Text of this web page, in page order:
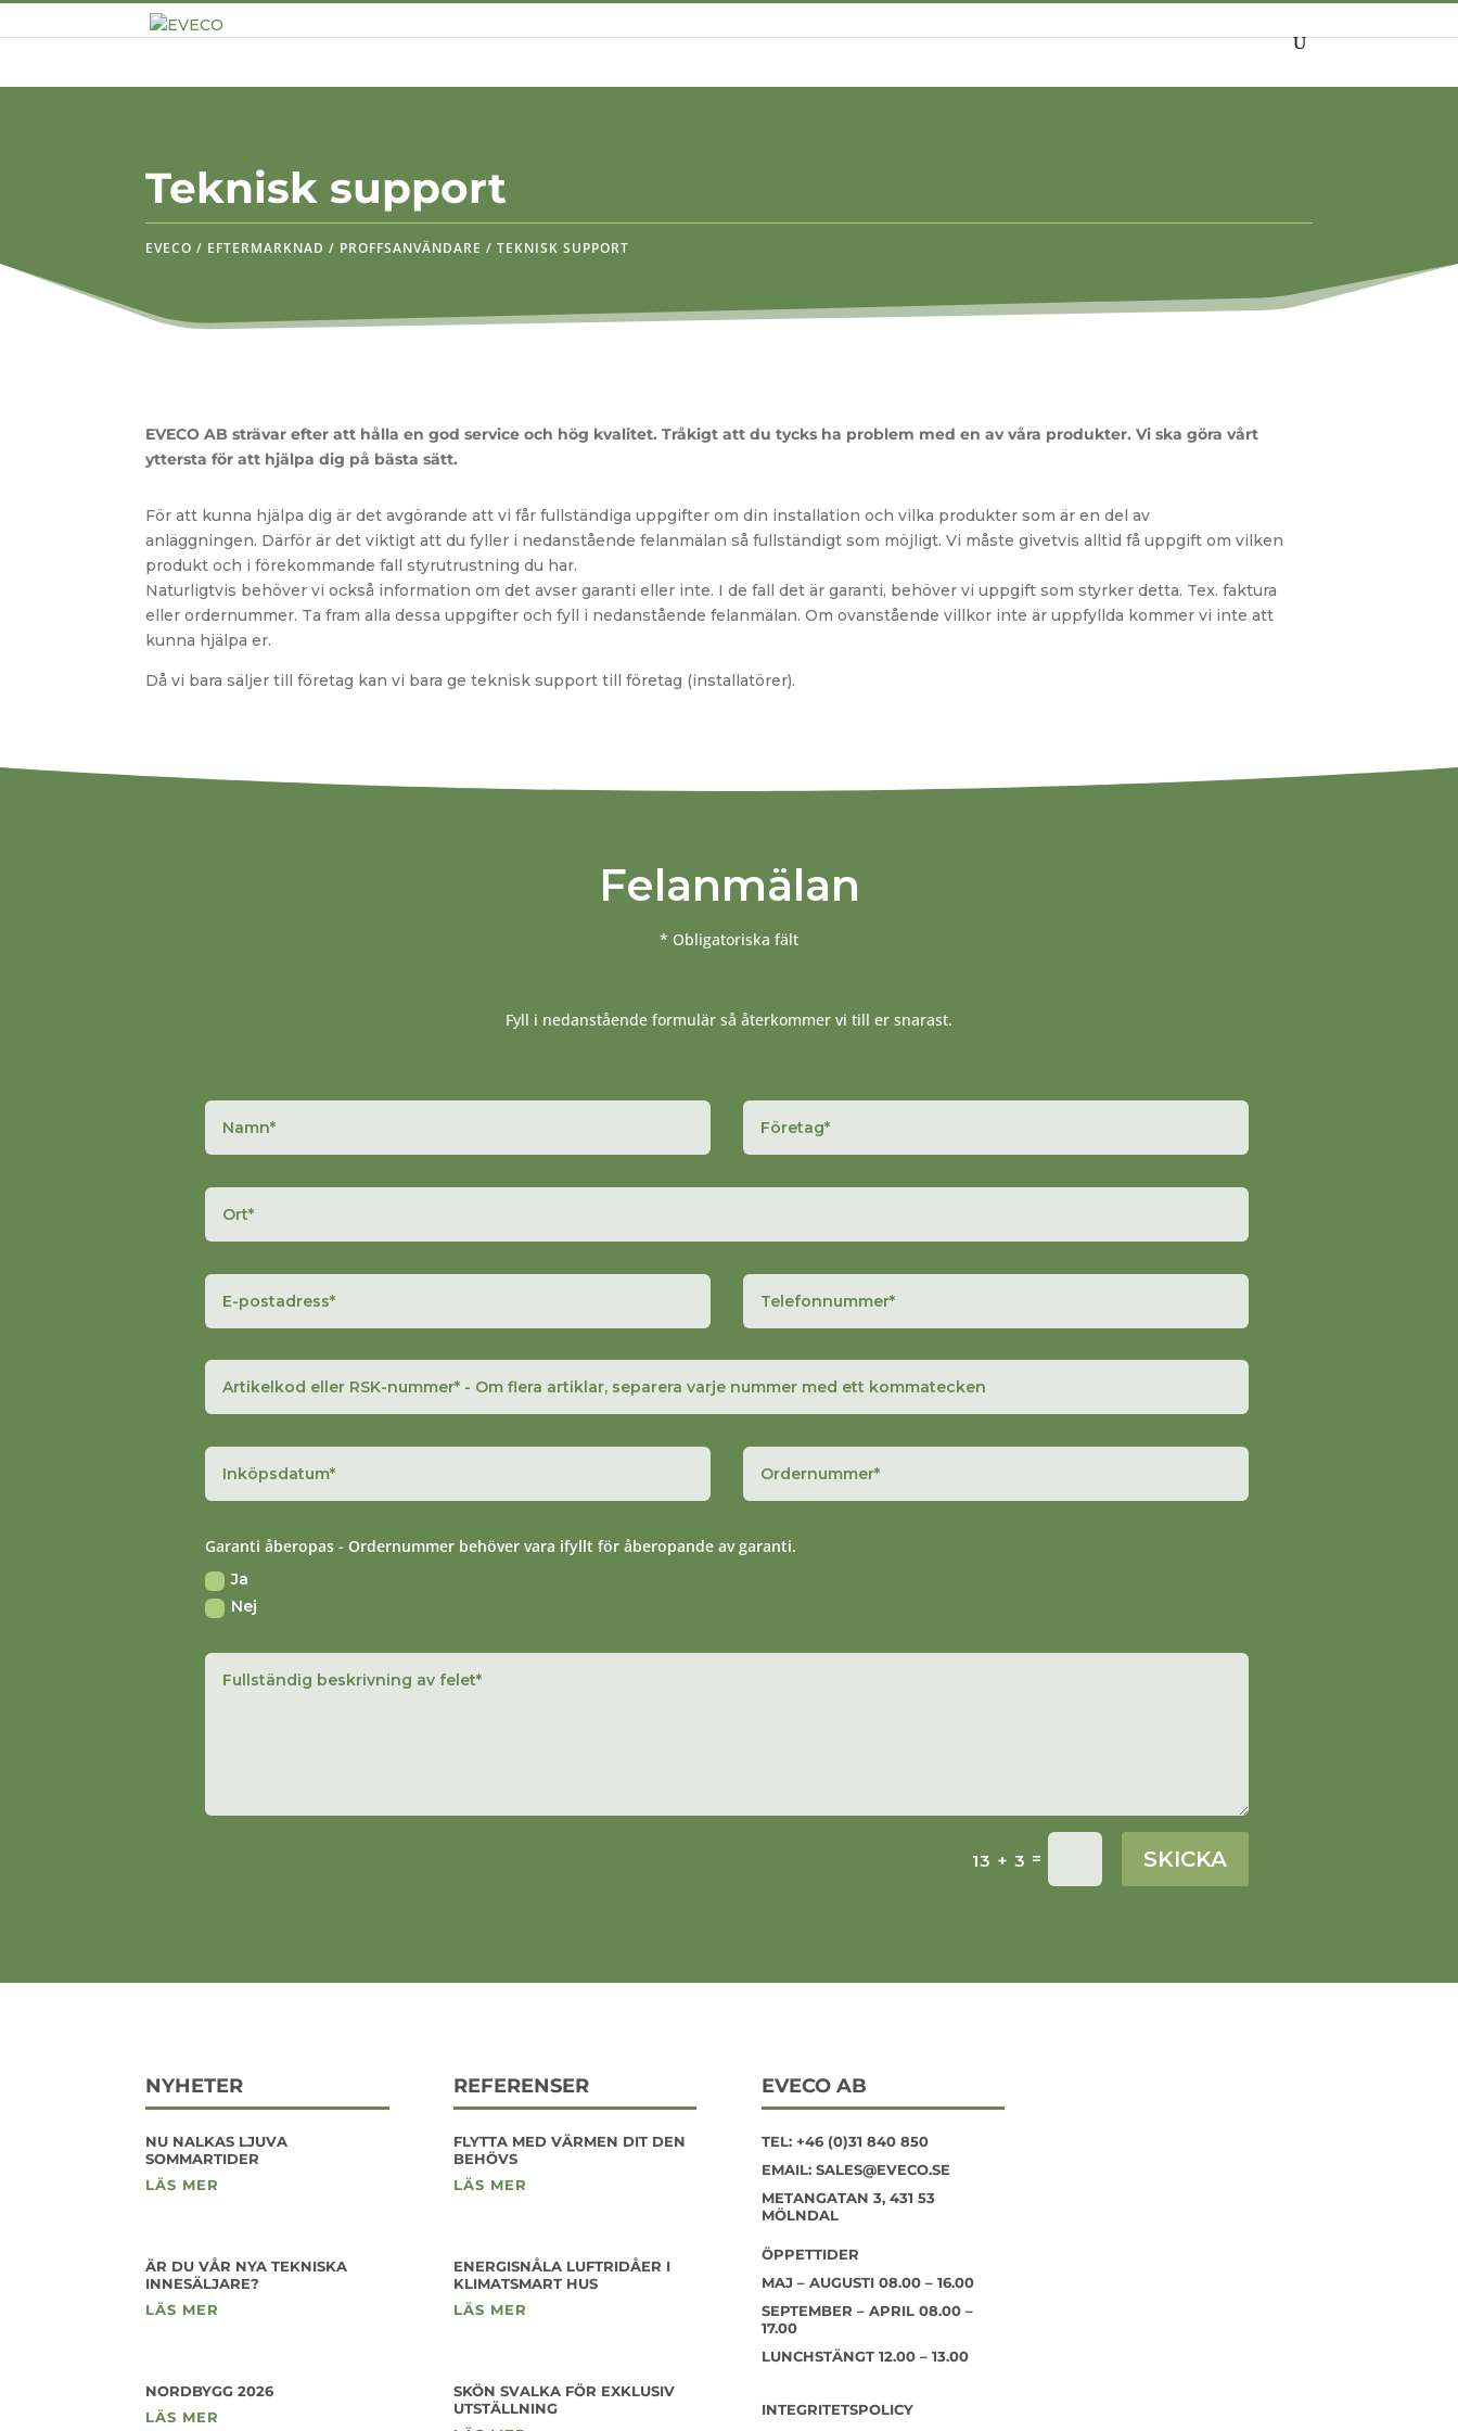
Produktsökning
Teknisk support
EVECO / EFTERMARKNAD / PROFFSANVÄNDARE / TEKNISK SUPPORT
EVECO AB strävar efter att hålla en god service och hög kvalitet. Tråkigt att du tycks ha problem med en av våra produkter. Vi ska göra vårt
yttersta för att hjälpa dig på bästa sätt.
För att kunna hjälpa dig är det avgörande att vi får fullständiga uppgifter om din installation och vilka produkter som är en del av
anläggningen. Därför är det viktigt att du fyller i nedanstående felanmälan så fullständigt som möjligt. Vi måste givetvis alltid få uppgift om vilken
produkt och i förekommande fall styrutrustning du har.
Naturligtvis behöver vi också information om det avser garanti eller inte. I de fall det är garanti, behöver vi uppgift som styrker detta. Tex. faktura
eller ordernummer. Ta fram alla dessa uppgifter och fyll i nedanstående felanmälan. Om ovanstående villkor inte är uppfyllda kommer vi inte att
kunna hjälpa er.
Då vi bara säljer till företag kan vi bara ge teknisk support till företag (installatörer).
Felanmälan
* Obligatoriska fält
Fyll i nedanstående formulär så återkommer vi till er snarast.
Garanti åberopas - Ordernummer behöver vara ifyllt för åberopande av garanti.
Ja
Nej
13 + 3 = SKICKA
NYHETER
NU NALKAS LJUVA
SOMMARTIDER
LÄS MER
ÄR DU VÅR NYA TEKNISKA
INNESÄLJARE?
LÄS MER
NORDBYGG 2026
LÄS MER
REFERENSER
FLYTTA MED VÄRMEN DIT DEN
BEHÖVS
LÄS MER
ENERGISNÅLA LUFTRIDÅER I
KLIMATSMART HUS
LÄS MER
SKÖN SVALKA FÖR EXKLUSIV
UTSTÄLLNING
EVECO AB
TEL: +46 (0)31 840 850
EMAIL: SALES@EVECO.SE
METANGATAN 3, 431 53
MÖLNDAL
ÖPPETTIDER
MAJ – AUGUSTI 08.00 – 16.00
SEPTEMBER – APRIL 08.00 –
17.00
LUNCHSTÄNGT 12.00 – 13.00
INTEGRITETSPOLICY